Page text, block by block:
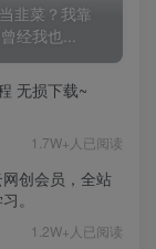
韭菜？我靠
经我也...
无损下载~
1.7W+人已阅读
创会员，全站
。
1.2W+人已阅读